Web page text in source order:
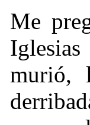
Me
murió,